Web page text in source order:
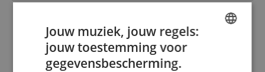
Bluetooth Audio & MIDI voor draadloze integratie in je
Jouw muziek, jouw regels:
jouw toestemming voor
gegevensbescherming.